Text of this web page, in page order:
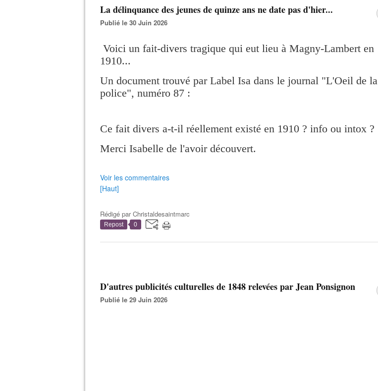
La délinquance des jeunes de quinze ans ne date pas d'hier...
Publié le 30 Juin 2026
Voici un fait-divers tragique qui eut lieu à Magny-Lambert en
1910...
Un document trouvé par Label Isa dans le journal "L'Oeil de la
police", numéro 87 :
Ce fait divers a-t-il réellement existé en 1910 ? info ou intox ?
Merci Isabelle de l'avoir découvert.
Voir les commentaires
[Haut]
Rédigé parChristaldesaintmarc
Repost 0
D'autres publicités culturelles de 1848 relevées par Jean Ponsignon
Publié le 29 Juin 2026